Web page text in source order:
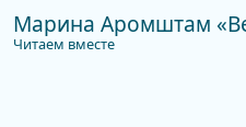
Марина Аромштам
Читаем вместе